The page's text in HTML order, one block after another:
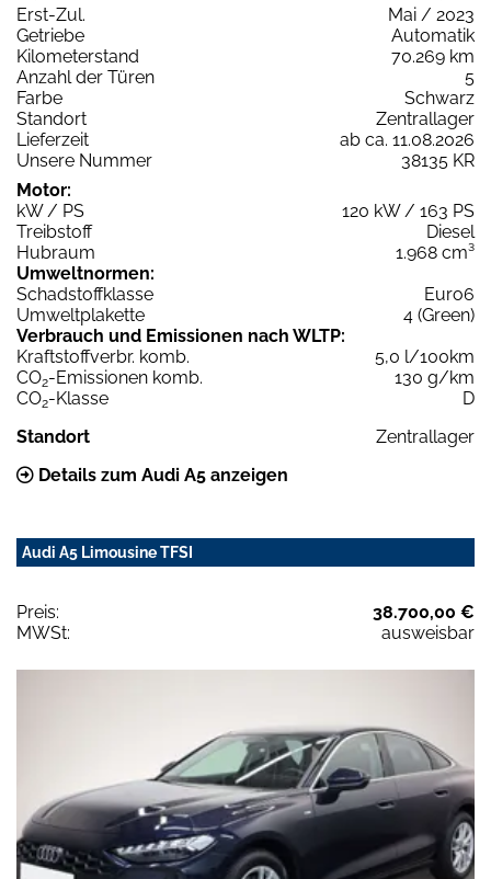
Erst-Zul.
Mai / 2023
Getriebe
Automatik
Kilometerstand
70.269 km
Anzahl der Türen
5
Farbe
Schwarz
Standort
Zentrallager
Lieferzeit
ab ca. 11.08.2026
Unsere Nummer
38135 KR
Motor:
kW / PS
120 kW / 163 PS
Treibstoff
Diesel
Hubraum
1.968 cm³
Umweltnormen:
Schadstoffklasse
Euro6
Umweltplakette
4 (Green)
Verbrauch und Emissionen nach WLTP:
Kraftstoffverbr. komb.
5,0 l/100km
CO2-Emissionen komb.
130 g/km
CO2-Klasse
D
Standort
Zentrallager
Details zum Audi A5 anzeigen
Audi A5 Limousine TFSI
Preis:
38.700,00 €
MWSt:
ausweisbar